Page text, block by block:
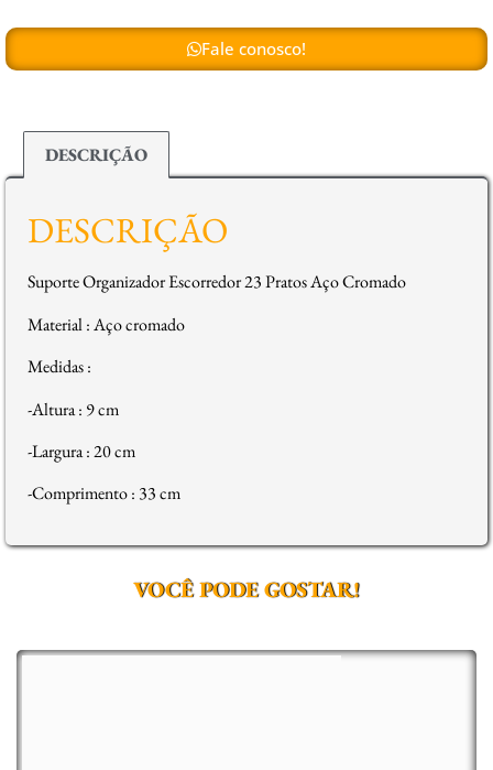
Fale conosco!
DESCRIÇÃO
DESCRIÇÃO
Suporte Organizador Escorredor 23 Pratos Aço Cromado
Material : Aço cromado
Medidas :
-Altura : 9 cm
-Largura : 20 cm
-Comprimento : 33 cm
VOCÊ PODE GOSTAR!